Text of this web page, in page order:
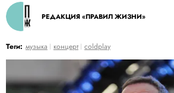
РЕДАКЦИЯ «ПРАВИЛ ЖИЗНИ»
Теги: музыка концерт coldplay